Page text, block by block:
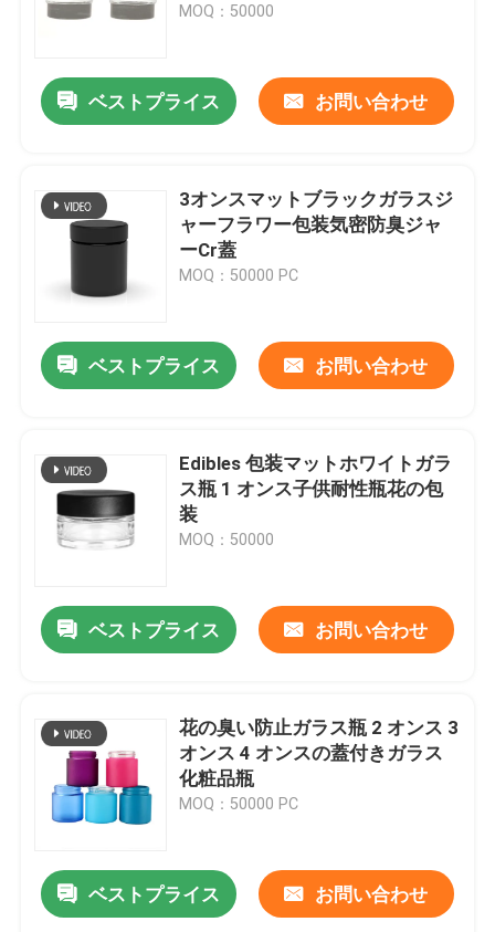
MOQ：50000
ベストプライス お問い合わせ
3オンスマットブラックガラスジ
ャーフラワー包装気密防臭ジャ
ーCr蓋
MOQ：50000 PC
ベストプライス お問い合わせ
Edibles 包装マットホワイトガラ
ス瓶 1 オンス子供耐性瓶花の包
装
MOQ：50000
ベストプライス お問い合わせ
花の臭い防止ガラス瓶 2 オンス 3
オンス 4 オンスの蓋付きガラス
化粧品瓶
MOQ：50000 PC
ベストプライス お問い合わせ